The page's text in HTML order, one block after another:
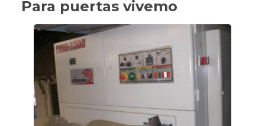
Para puertas vivemo